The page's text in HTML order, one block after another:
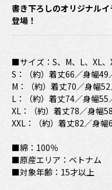
書き下ろしのオリジナル
登場！
■サイズ：S、M、L、XL、
S：（約）着丈66／身幅
M：（約）着丈70／身幅
L：（約）着丈74／身幅
XL：（約）着丈78／身幅
XXL：（約）着丈82／身
■綿：100％
■原産エリア：ベトナム
■対象年齢：15才以上